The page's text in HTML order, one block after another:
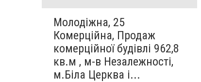
Молодіжна, 25
Комерційна, Продаж
комерційної будівлі 962,8
кв.м , м-в Незалежності,
м.Біла Церква і...